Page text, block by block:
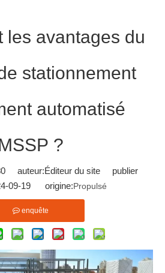
les avantages du
stationnement
automatisé
?
auteur:Éditeur du site publier
09-19 origine:Propulsé
enquête